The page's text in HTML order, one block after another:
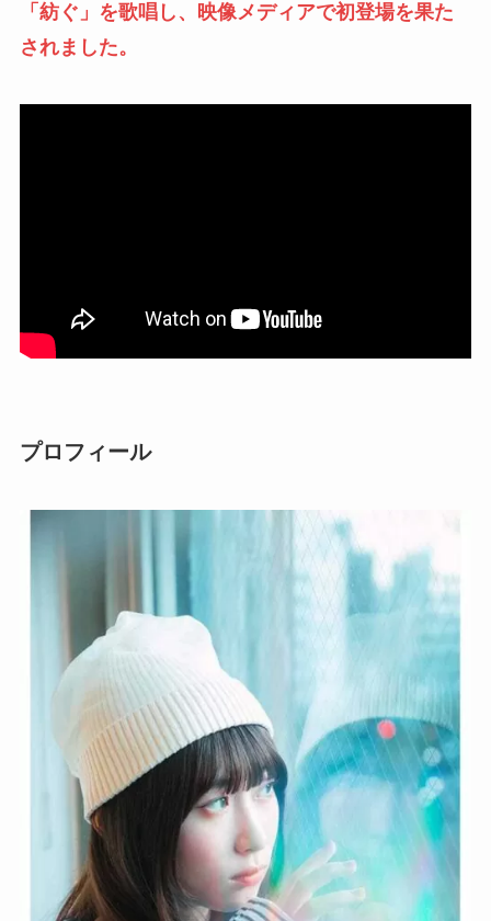
「紡ぐ」を歌唱し、映像メディアで初登場を果た
されました。
プロフィール